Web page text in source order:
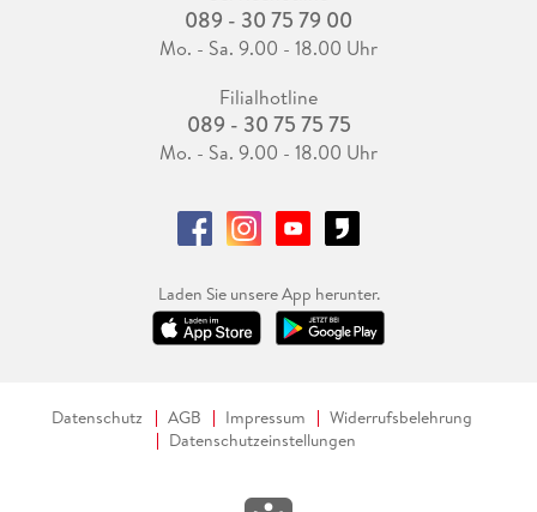
089 - 30 75 79 00
Mo. - Sa. 9.00 - 18.00 Uhr
Filialhotline
089 - 30 75 75 75
Mo. - Sa. 9.00 - 18.00 Uhr
Laden Sie unsere App herunter.
Datenschutz AGB Impressum
Widerrufsbelehrung
Datenschutzeinstellungen